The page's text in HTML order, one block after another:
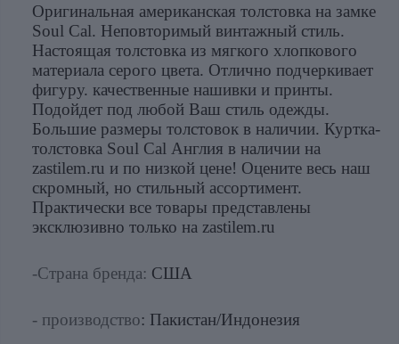
Оригинальная американская толстовка на замке
Soul Cal. Неповторимый винтажный стиль.
Настоящая толстовка из мягкого хлопкового
материала серого цвета. Отлично подчеркивает
фигуру. качественные нашивки и принты.
Подойдет под любой Ваш стиль одежды.
Большие размеры толстовок в наличии. Куртка-
толстовка Soul Cal Англия в наличии на
zastilem.ru и по низкой цене! Оцените весь наш
скромный, но стильный ассортимент.
Практически все товары представлены
эксклюзивно только на zastilem.ru
-Страна бренда: США
- производство: Пакистан/Индонезия